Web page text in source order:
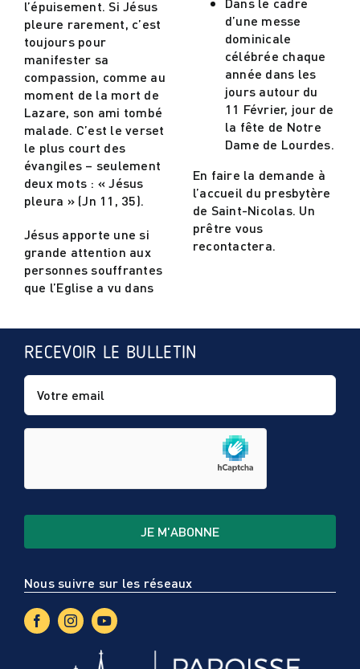
l’épuisement. Si Jésus
pleure rarement, c’est
toujours pour
manifester sa
compassion, comme au
moment de la mort de
Lazare, son ami tombé
malade. C’est le verset
le plus court des
évangiles – seulement
deux mots : « Jésus
pleura » (Jn 11, 35).
Jésus apporte une si
grande attention aux
personnes souffrantes
que l’Eglise a vu dans
d’une messe
dominicale
célébrée chaque
année dans les
jours autour du
11 Février, jour de
la fête de Notre
Dame de Lourdes.
En faire la demande à
l’accueil du presbytère
de Saint-Nicolas. Un
prêtre vous
recontactera.
RECEVOIR LE BULLETIN
Nous suivre sur les réseaux